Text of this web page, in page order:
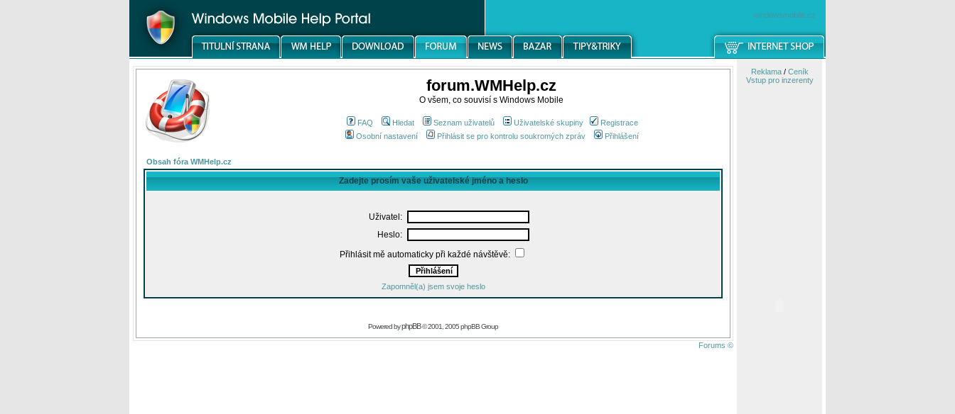
windowsmobile.cz
forum.WMHelp.cz
O všem, co souvisí s Windows Mobile
FAQ Hledat Seznam uživatelů Uživatelské skupiny
Registrace
Osobní nastavení
Přihlásit se pro kontrolu soukromých zpráv Přihlášení
Obsah fóra WMHelp.cz
Zadejte prosím vaše uživatelské jméno a heslo
Uživatel:
Heslo:
Přihlásit mě automaticky při každé návštěvě:
Zapomněl(a) jsem svoje heslo
Powered byphpBB© 2001, 2005 phpBB Group
Forums ©
Reklama/ Ceník
Vstup pro inzerenty